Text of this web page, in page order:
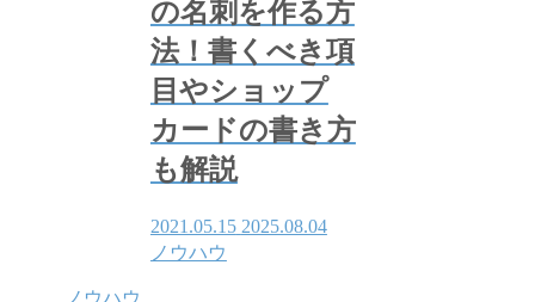
の名刺を作る方
法！書くべき項
目やショップ
カードの書き方
も解説
2021.05.15 2025.08.04
ノウハウ
ノウハウ